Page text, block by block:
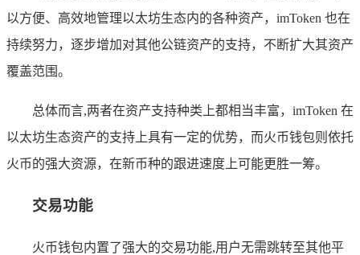
以方便、高效地管理以太坊生态内的各种资产，imToken 也在
持续努力，逐步增加对其他公链资产的支持，不断扩大其资产
覆盖范围。
总体而言,两者在资产支持种类上都相当丰富，imToken 在
以太坊生态资产的支持上具有一定的优势，而火币钱包则依托
火币的强大资源，在新币种的跟进速度上可能更胜一筹。
交易功能
火币钱包内置了强大的交易功能,用户无需跳转至其他平